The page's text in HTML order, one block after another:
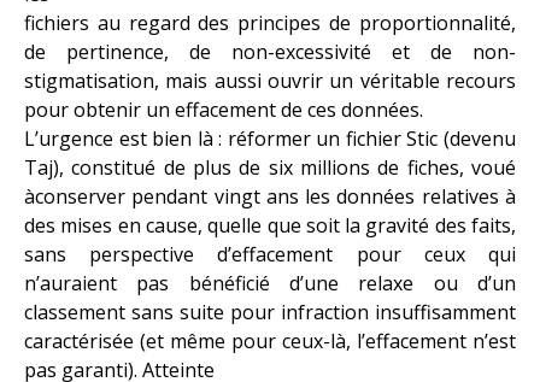
fichiers au regard des principes de proportionnalité,
de pertinence, de non-excessivité et de non-
stigmatisation, mais aussi ouvrir un véritable recours
pour obtenir un effacement de ces données.
L’urgence est bien là : réformer un fichier Stic (devenu
Taj), constitué de plus de six millions de fiches, voué
àconserver pendant vingt ans les données relatives à
des mises en cause, quelle que soit la gravité des faits,
sans perspective d’effacement pour ceux qui
n’auraient pas bénéficié d’une relaxe ou d’un
classement sans suite pour infraction insuffisamment
caractérisée (et même pour ceux-là, l’effacement n’est
pas garanti). Atteinte